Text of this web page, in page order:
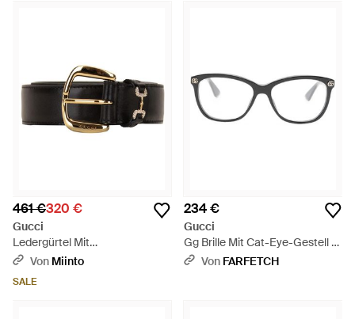
461 €320 €
Gucci
Ledergürtel Mit
Diamantenbesatz - Schwarz
Von Miinto
SALE
234 €
Gucci
Gg Brille Mit Cat-Eye-Gestell -
Schwarz
Von FARFETCH